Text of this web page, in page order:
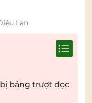
Lan
bảng trượt dọc